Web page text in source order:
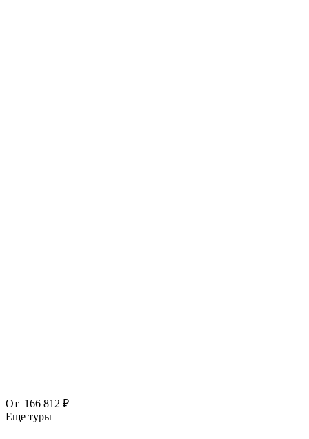
От 166 812 ₽
Еще туры